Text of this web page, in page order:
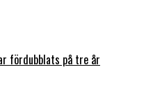
fördubblats på tre år